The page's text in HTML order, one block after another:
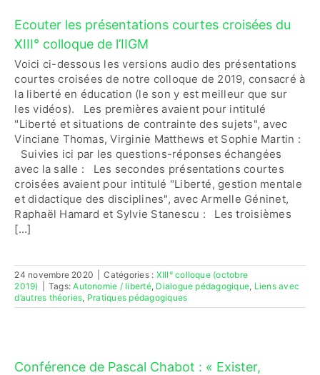
Contactez-nous
Accès adhérent·es
Ecouter les présentations courtes croisées du
XIII° colloque de l’IIGM
Voici ci-dessous les versions audio des présentations
courtes croisées de notre colloque de 2019, consacré à
la liberté en éducation (le son y est meilleur que sur
les vidéos). Les premières avaient pour intitulé
"Liberté et situations de contrainte des sujets", avec
Vinciane Thomas, Virginie Matthews et Sophie Martin :
Suivies ici par les questions-réponses échangées
avec la salle : Les secondes présentations courtes
croisées avaient pour intitulé "Liberté, gestion mentale
et didactique des disciplines", avec Armelle Géninet,
Raphaël Hamard et Sylvie Stanescu : Les troisièmes
[...]
24 novembre 2020 Catégories : XIII° colloque (octobre
2019)
Tags:Autonomie / liberté, Dialogue pédagogique, Liens avec
d’autres théories, Pratiques pédagogiques
Conférence de Pascal Chabot : « Exister,